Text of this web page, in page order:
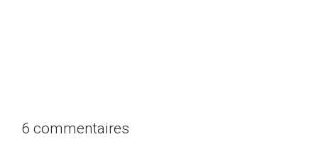
6 commentaires